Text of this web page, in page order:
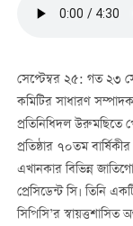
সেপ্টেম্বর ২৫: গত ২৩
কমিটির সাধারণ সম্পাদক
প্রতিনিধিদল উরুমছিতে
প্রতিষ্ঠার ৭০তম
এখানকার বিভিন্ন
প্রেসিডেন্ট সি। তিনি
সিপিসি’র স্বায়ত্তশাসিত